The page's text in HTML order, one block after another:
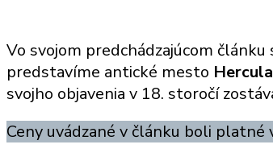
Vo svojom predchádzajúcom
predstavíme antické mesto
svojho objavenia v 18. storočí
Ceny uvádzané v článku boli